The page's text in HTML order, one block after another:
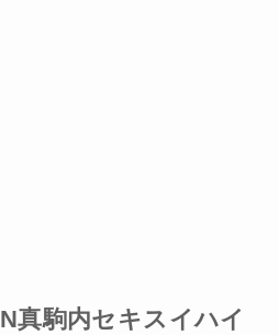
真駒内セキスイハイ